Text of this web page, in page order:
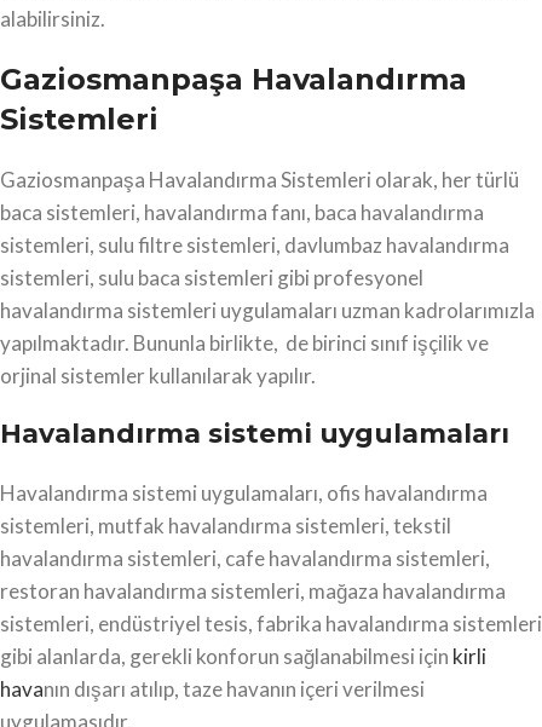
alabilirsiniz.
Gaziosmanpaşa Havalandırma
Sistemleri
Gaziosmanpaşa Havalandırma Sistemleri olarak, her türlü
baca sistemleri, havalandırma fanı, baca havalandırma
sistemleri, sulu filtre sistemleri, davlumbaz havalandırma
sistemleri, sulu baca sistemleri gibi profesyonel
havalandırma sistemleri uygulamaları uzman kadrolarımızla
yapılmaktadır. Bununla birlikte, de birinci sınıf işçilik ve
orjinal sistemler kullanılarak yapılır.
Havalandırma sistemi uygulamaları
Havalandırma sistemi uygulamaları, ofis havalandırma
sistemleri, mutfak havalandırma sistemleri, tekstil
havalandırma sistemleri, cafe havalandırma sistemleri,
restoran havalandırma sistemleri, mağaza havalandırma
sistemleri, endüstriyel tesis, fabrika havalandırma sistemleri
gibi alanlarda, gerekli konforun sağlanabilmesi için kirli
havanın dışarı atılıp, taze havanın içeri verilmesi
uygulamasıdır.